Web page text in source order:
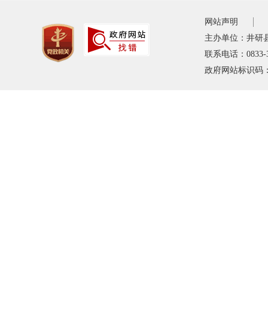
网站声明
主办单位：井研
联系电话：
政府网站标识码